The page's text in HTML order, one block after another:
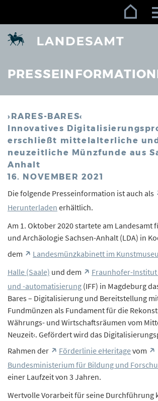
›RARES-BARES‹
Innovatives
erschließt mittelalterliche und
neuzeitliche Münzfunde aus
Anhalt
16. NOVEMBER 2021
Die folgende Presseinformation ist auch als
Herunterladen erhältlich.
Am 1. Oktober 2020 startete am Landesamt
und Archäologie Sachsen-Anhalt (LDA) in
dem
Landesmünzkabinett im
Halle (Saale) und dem
Fraunhofer-
und -automatisierung (IFF) in Magdeburg
Bares – Digitalisierung und Bereitstellung
Fundmünzen als Fundament für die
Währungs- und Wirtschaftsräumen vom
Neuzeit‹. Gefördert wird das
Rahmen der
Förderlinie eHeritagevom
Bundesministerium für Bildung und
einer Laufzeit von 3 Jahren.
Wertvolle Vorarbeit für seine Durchführung